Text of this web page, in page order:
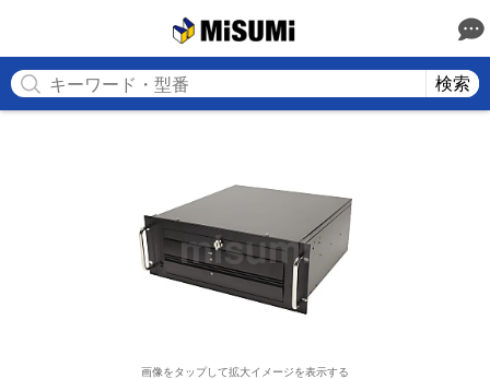
検索
画像をタップして拡大イメージを表示する